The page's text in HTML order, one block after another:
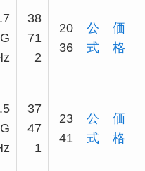
38
71
2
20
36
公
式
価
格
37
47
1
23
41
公
式
価
格